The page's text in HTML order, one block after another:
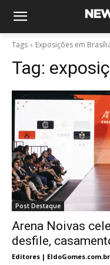
Tags Exposições em
Tag:
Post Destaque
Arena Noivas
desfile,
Editores | EldoGomes.com.br